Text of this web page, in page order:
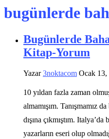
bugünlerde
Bugünlerde
Kitap-Yorum
Yazar3noktacom Ocak 13,
10 yıldan fazla zaman
almamışım. Tanışmamız
dışına çıkmıştım.
yazarların eseri olup